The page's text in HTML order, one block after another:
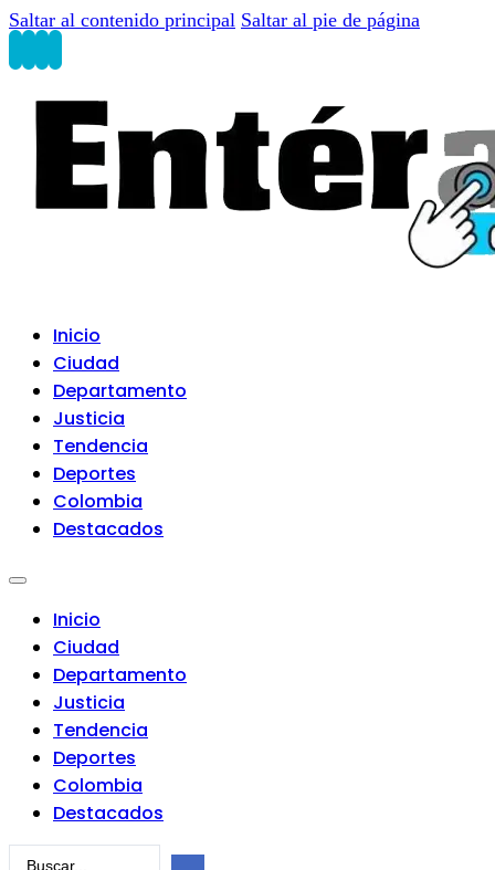
Saltar al contenido principal Saltar al pie de página
Inicio
Ciudad
Departamento
Justicia
Tendencia
Deportes
Colombia
Destacados
Inicio
Ciudad
Departamento
Justicia
Tendencia
Deportes
Colombia
Destacados
Search